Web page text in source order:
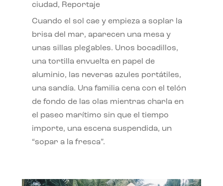
ciudad, Reportaje
Cuando el sol cae y empieza a soplar la
brisa del mar, aparecen una mesa y
unas sillas plegables. Unos bocadillos,
una tortilla envuelta en papel de
aluminio, las neveras azules portátiles,
una sandía. Una familia cena con el telón
de fondo de las olas mientras charla en
el paseo marítimo sin que el tiempo
importe, una escena suspendida, un
“sopar a la fresca”.